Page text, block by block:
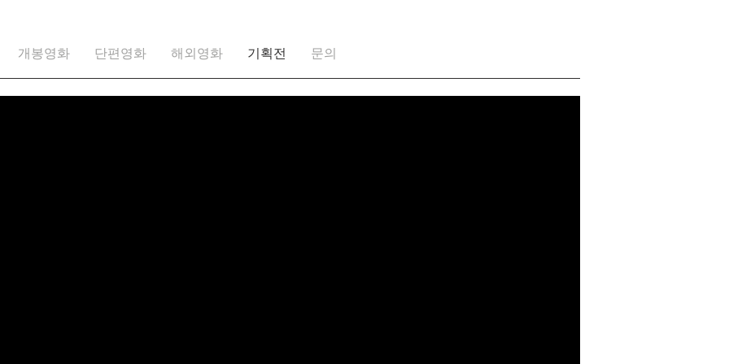
개봉영화 단편영화 해외영화 기획전 문의